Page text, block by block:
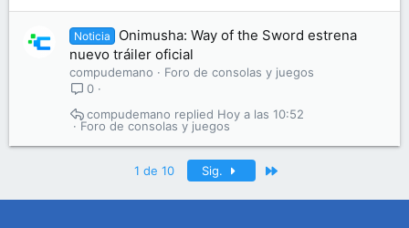
Noticia
Onimusha: Way of the Sword estrena
nuevo tráiler oficial
compudemano
Foro de consolas y juegos
0
Foro de consolas y juegos
Hoy a las 10:52
compudemano
1 de 10 Sig.